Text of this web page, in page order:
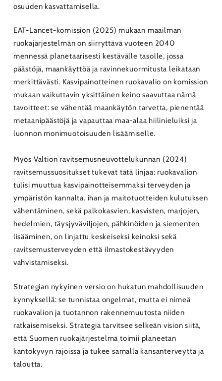
osuuden kasvattamisella.
EAT-Lancet-komission (2025) mukaan maailman
ruokajärjestelmän on siirryttävä vuoteen 2040
mennessä planetaarisesti kestävälle tasolle, jossa
päästöjä, maankäyttöä ja ravinnekuormitusta leikataan
merkittävästi. Kasvipainotteinen ruokavalio on komission
mukaan vaikuttavin yksittäinen keino saavuttaa nämä
tavoitteet: se vähentää maankäytön tarvetta, pienentää
metaanipäästöjä ja vapauttaa maa-alaa hiilinieluiksi ja
luonnon monimuotoisuuden lisäämiselle.
Myös Valtion ravitsemusneuvottelukunnan (2024)
ravitsemussuositukset tukevat tätä linjaa: ruokavalion
tulisi muuttua kasvipainotteisemmaksi terveyden ja
ympäristön kannalta. ihan ja maitotuotteiden kulutuksen
vähentäminen, sekä palkokasvien, kasvisten, marjojen,
hedelmien, täysjyväviljojen, pähkinöiden ja siementen
lisääminen, on linjattu keskeiseksi keinoksi sekä
ravitsemusterveyden että ilmastokestävyyden
vahvistamiseksi.
Strategian nykyinen versio on hukatun mahdollisuuden
kynnyksellä: se tunnistaa ongelmat, mutta ei nimeä
ruokavalion ja tuotannon rakennemuutosta niiden
ratkaisemiseksi. Strategia tarvitsee selkeän vision siitä,
että Suomen ruokajärjestelmä toimii planeetan
kantokyvyn rajoissa ja tukee samalla kansanterveyttä ja
taloutta.